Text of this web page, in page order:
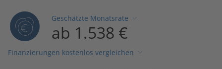
Geschätzte Monatsrate
ab 1.538 €
Finanzierungen kostenlos vergleichen